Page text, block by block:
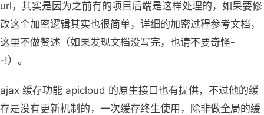
url，其实是因为之前有的项目后端是这样处理的，如果要修
改这个加密逻辑其实也很简单，详细的加密过程参考文档，
这里不做赘述（如果发现文档没写完，也请不要奇怪-
-!）。
ajax 缓存功能 apicloud 的原生接口也有提供，不过他的缓
存是没有更新机制的，一次缓存终生使用，除非做全局的缓